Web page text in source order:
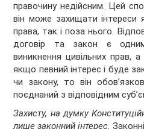
правочину недійсним. Цей
він може захищати інтереси
права, так і поза нього.
договір та закон є
виникнення цивільних прав,
якщо певний інтерес і буде
чи закону, то він
поєднаний з відповідним
Захисту, на думку
лише законний інтерес.